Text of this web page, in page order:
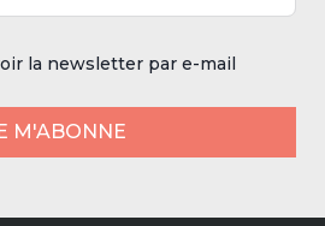
la newsletter par e-mail
M'ABONNE